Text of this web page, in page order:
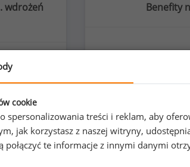
wdrożeń
Benefity
cookie
spersonalizowania treści i reklam, aby
jak korzystasz z naszej witryny,
połączyć te informacje z innymi danymi